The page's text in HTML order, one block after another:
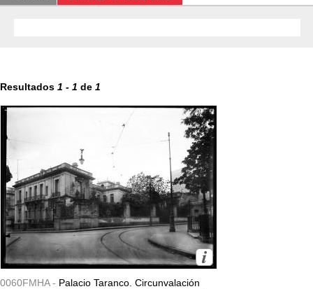
Resultados 1 - 1 de 1
0060FMHA - Palacio Taranco. Circunvalación